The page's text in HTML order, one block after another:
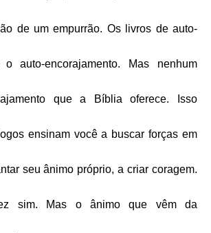
de um empurrão. Os livros de auto-
auto-encorajamento. Mas nenhum
que a Bíblia oferece. Isso
ensinam você a buscar forças em
seu ânimo próprio, a criar coragem.
sim. Mas o ânimo que vêm da